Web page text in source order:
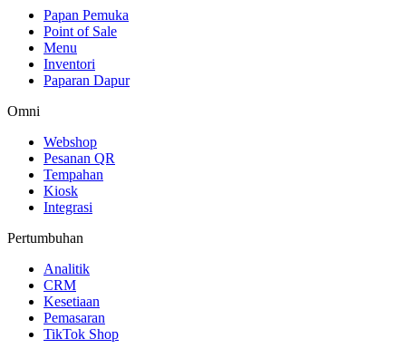
Papan Pemuka
Point of Sale
Menu
Inventori
Paparan Dapur
Omni
Webshop
Pesanan QR
Tempahan
Kiosk
Integrasi
Pertumbuhan
Analitik
CRM
Kesetiaan
Pemasaran
TikTok Shop